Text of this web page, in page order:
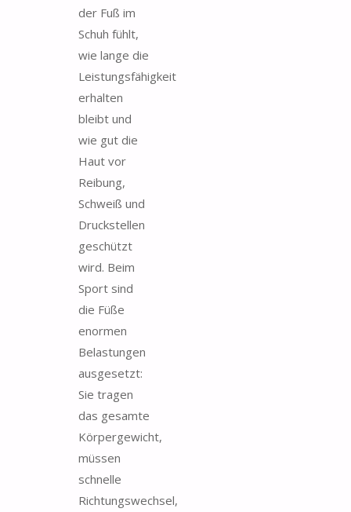
der Fuß im
Schuh fühlt,
wie lange die
Leistungsfähigkeit
erhalten
bleibt und
wie gut die
Haut vor
Reibung,
Schweiß und
Druckstellen
geschützt
wird. Beim
Sport sind
die Füße
enormen
Belastungen
ausgesetzt:
Sie tragen
das gesamte
Körpergewicht,
müssen
schnelle
Richtungswechsel,